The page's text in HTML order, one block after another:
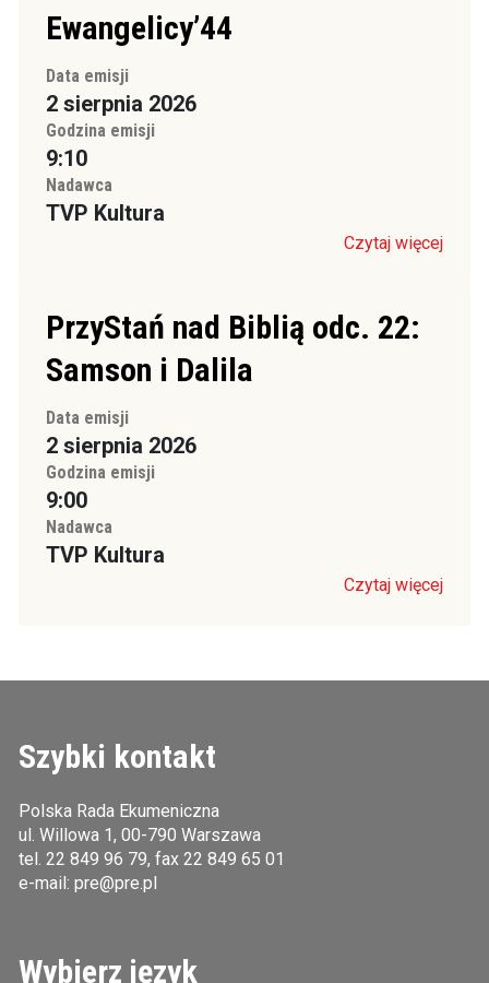
Ewangelicy’44
Data emisji
2 sierpnia 2026
Godzina emisji
9:10
Nadawca
TVP Kultura
Czytaj więcej
PrzyStań nad Biblią odc. 22:
Samson i Dalila
Data emisji
2 sierpnia 2026
Godzina emisji
9:00
Nadawca
TVP Kultura
Czytaj więcej
Szybki kontakt
Polska Rada Ekumeniczna
ul. Willowa 1, 00-790 Warszawa
tel. 22 849 96 79, fax 22 849 65 01
e-mail: pre@pre.pl
Wybierz język